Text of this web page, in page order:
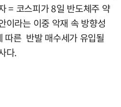
= 코스피가 8일 반도체주 약
이라는 이중 악재 속 방향성
따른 반발 매수세가 유입될
다.